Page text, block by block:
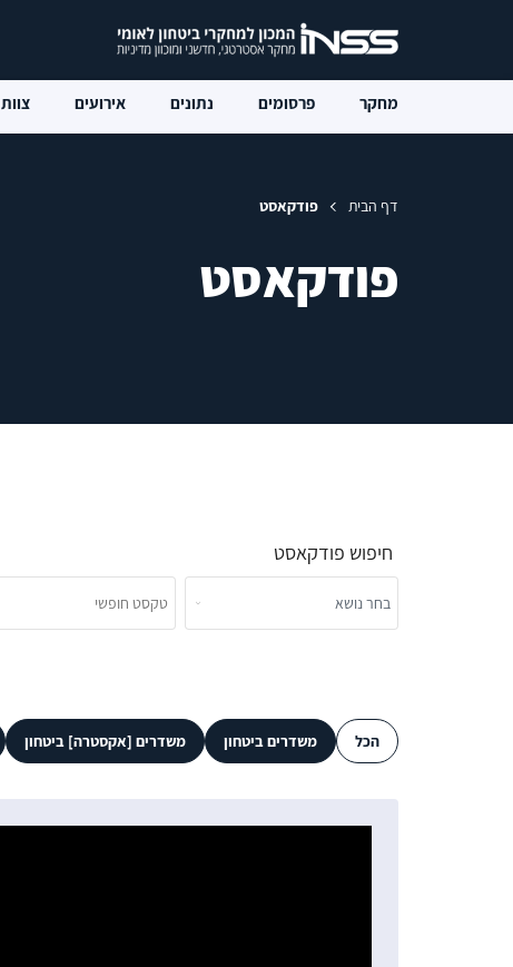
מחקר פרסומים נתונים אירועים צוות
דף הבית פודקאסט
פודקאסט
חיפוש פודקאסט
הכל משדרים ביטחון משדרים [אקסטרה] ביטחון